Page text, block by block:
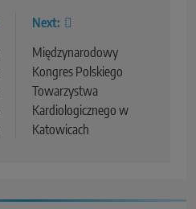
Next:
Międzynarodowy
Kongres Polskiego
Towarzystwa
Kardiologicznego w
Katowicach